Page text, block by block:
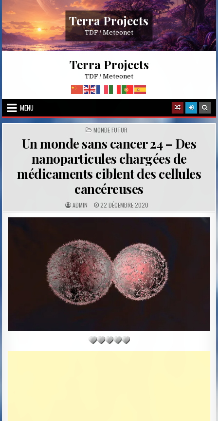
content
Terra Projects
TDF / Meteonet
Terra Projects
TDF / Meteonet
MENU
POSTED
IN
MONDE FUTUR
Un monde sans cancer 24 – Des
nanoparticules chargées de
médicaments ciblent des cellules
cancéreuses
A
U
T
:
ADMIN P
U
B
E
D
D
A
T
E
:
22 DÉCEMBRE 2020